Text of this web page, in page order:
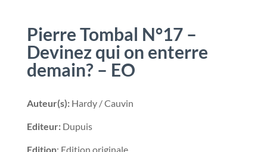
Pierre Tombal N°17 –
Devinez qui on enterre
demain? – EO
Auteur(s):Hardy / Cauvin
Editeur:Dupuis
Edition: Edition originale